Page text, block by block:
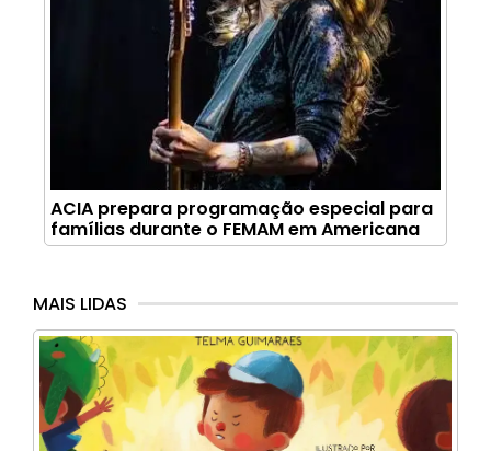
ACIA prepara programação especial para
famílias durante o FEMAM em Americana
MAIS LIDAS